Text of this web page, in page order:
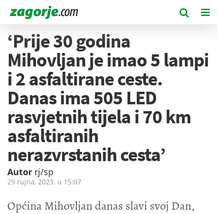
‘Prije 30 godina
Mihovljan je imao 5 lampi
i 2 asfaltirane ceste.
Danas ima 505 LED
rasvjetnih tijela i 70 km
asfaltiranih
nerazvrstanih cesta’
Autor rj/sp
29 rujna, 2023. u 15:07
Općina Mihovljan danas slavi svoj Dan,